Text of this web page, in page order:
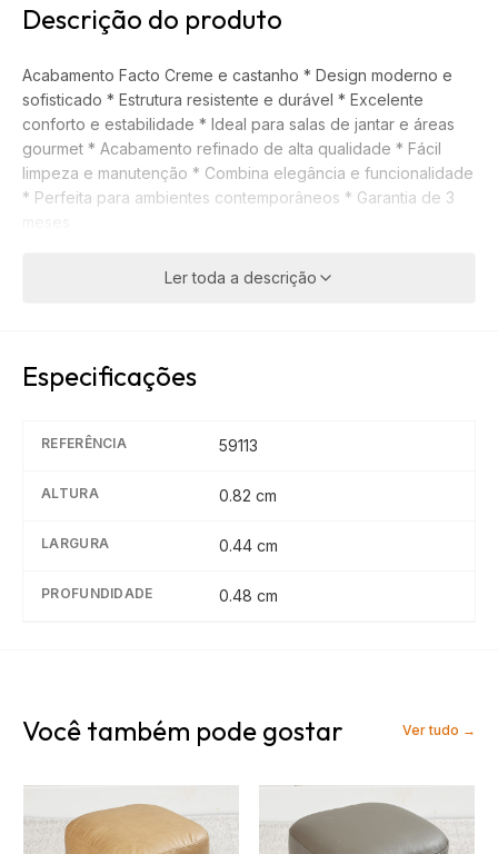
Descrição do produto
Acabamento Facto Creme e castanho * Design moderno e
sofisticado * Estrutura resistente e durável * Excelente
conforto e estabilidade * Ideal para salas de jantar e áreas
gourmet * Acabamento refinado de alta qualidade * Fácil
limpeza e manutenção * Combina elegância e funcionalidade
* Perfeita para ambientes contemporâneos * Garantia de 3
Ler toda a descrição
Especificações
REFERÊNCIA 59113
ALTURA 0.82 cm
LARGURA 0.44 cm
PROFUNDIDADE 0.48 cm
Você também pode gostar Ver tudo →